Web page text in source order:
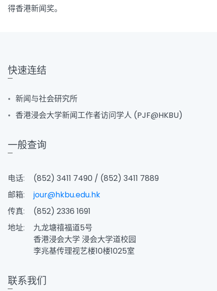
得香港新闻奖。
快速连结
新闻与社会研究所
香港浸会大学新闻工作者访问学人 (PJF@HKBU)
一般查询
电话:
(852) 3411 7490 / (852) 3411 7889
邮箱:
jour@hkbu.edu.hk
传真:
(852) 2336 1691
地址:
九龙塘禧福道5号
香港浸会大学 浸会大学道校园
李兆基传理视艺楼10楼1025室
联系我们